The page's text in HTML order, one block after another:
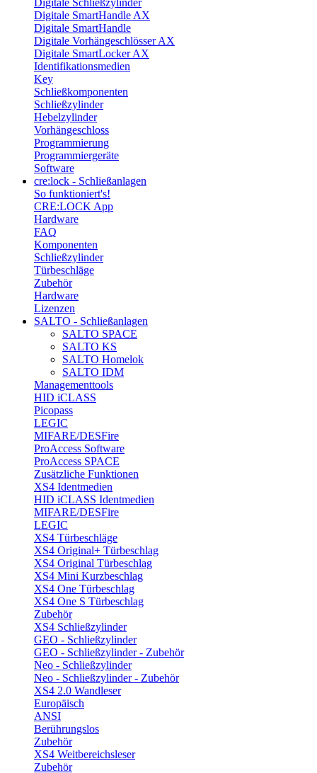
Digitale SmartHandle AX
Digitale SmartHandle
Digitale Vorhängeschlösser AX
Digitale SmartLocker AX
Identifikationsmedien
Key
Schließkomponenten
Schließzylinder
Hebelzylinder
Vorhängeschloss
Programmierung
Programmiergeräte
Software
cre:lock - Schließanlagen
So funktioniert's!
CRE:LOCK App
Hardware
FAQ
Komponenten
Schließzylinder
Türbeschläge
Zubehör
Hardware
Lizenzen
SALTO - Schließanlagen
SALTO SPACE
SALTO KS
SALTO Homelok
SALTO IDM
Managementtools
HID iCLASS
Picopass
LEGIC
MIFARE/DESFire
ProAccess Software
ProAccess SPACE
Zusätzliche Funktionen
XS4 Identmedien
HID iCLASS Identmedien
MIFARE/DESFire
LEGIC
XS4 Türbeschläge
XS4 Original+ Türbeschlag
XS4 Original Türbeschlag
XS4 Mini Kurzbeschlag
XS4 One Türbeschlag
XS4 One S Türbeschlag
Zubehör
XS4 Schließzylinder
GEO - Schließzylinder
GEO - Schließzylinder - Zubehör
Neo - Schließzylinder
Neo - Schließzylinder - Zubehör
XS4 2.0 Wandleser
Europäisch
ANSI
Berührungslos
Zubehör
XS4 Weitbereichsleser
Zubehör